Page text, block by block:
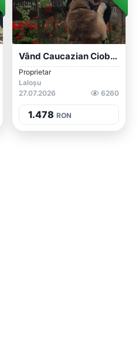
Vând Caucazian Ciobănesc
Proprietar
Laloșu
27.07.2026
6260
1.478 RON